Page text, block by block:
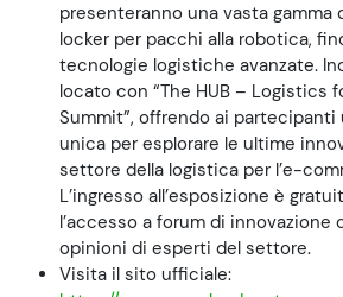
presenteranno una vasta gamma
locker per pacchi alla robotica,
tecnologie logistiche avanzate.
locato con “The HUB – Logistics
Summit”, offrendo ai partecipanti
unica per esplorare le ultime
settore della logistica per l’e-
L’ingresso all’esposizione è
l’accesso a forum di innovazione
opinioni di esperti del settore.
Visita il sito ufficiale: